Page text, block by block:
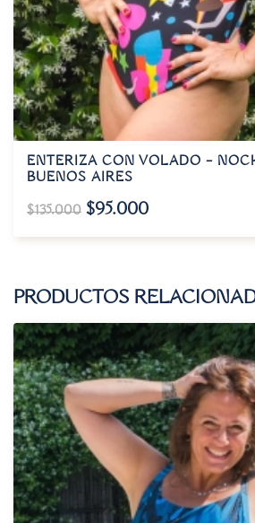
ENTERIZA CON VOLADO –
BUENOS AIRES
$135.000 $95.000
PRODUCTOS